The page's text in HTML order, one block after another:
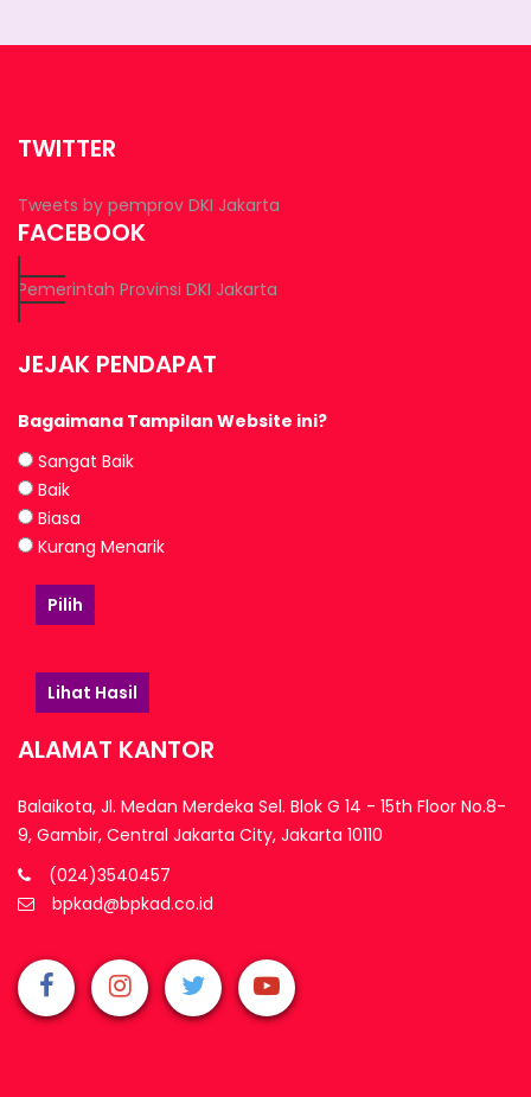
TWITTER
Tweets by pemprov DKI Jakarta
FACEBOOK
Pemerintah Provinsi DKI Jakarta
JEJAK PENDAPAT
Bagaimana Tampilan Website ini?
Sangat Baik
Baik
Biasa
Kurang Menarik
Pilih
Lihat Hasil
ALAMAT KANTOR
Balaikota, Jl. Medan Merdeka Sel. Blok G 14 - 15th Floor No.8-
9, Gambir, Central Jakarta City, Jakarta 10110
(024)3540457
bpkad@bpkad.co.id